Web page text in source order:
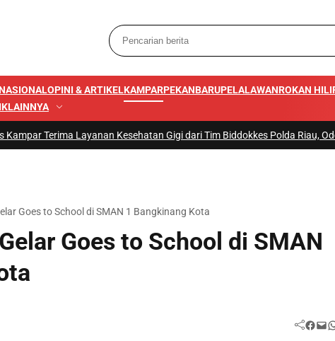
NASIONALOPINI & ARTIKELKAMPARPEKANBARUPELALAWANROKAN
LAINNYA
Layanan Kesehatan Gigi dari Tim Biddokkes Polda Riau,
Goes to School di SMAN 1 Bangkinang Kota
Goes to School di SMAN
Facebook Mail WhatsApp